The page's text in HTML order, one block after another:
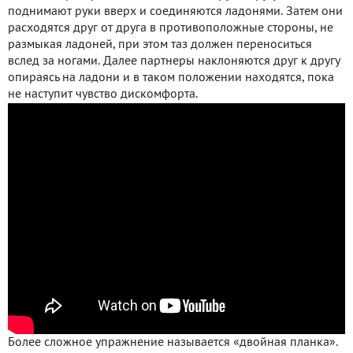
поднимают руки вверх и соединяются ладонями. Затем они
расходятся друг от друга в противоположные стороны, не
размыкая ладоней, при этом таз должен переноситься
вслед за ногами. Далее партнеры наклоняются друг к другу
опираясь на ладони и в таком положении находятся, пока
не наступит чувство дискомфорта.
Более сложное упражнение называется «двойная планка».